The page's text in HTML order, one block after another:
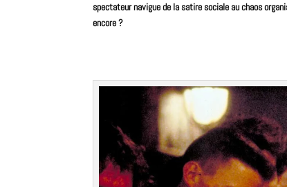
spectateur navigue de la satire sociale au chaos
encore ?